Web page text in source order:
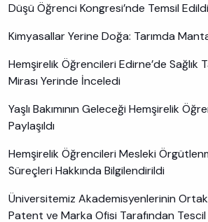
Düşü Öğrenci Kongresi’nde Temsil Edildi
Kimyasallar Yerine Doğa: Tarımda
Hemşirelik Öğrencileri Edirne’de Sağlık
Mirası Yerinde İnceledi
Yaşlı Bakımının Geleceği Hemşirelik
Paylaşıldı
Hemşirelik Öğrencileri Mesleki
Süreçleri Hakkında Bilgilendirildi
Üniversitemiz Akademisyenlerinin
Patent ve Marka Ofisi Tarafından Tescil